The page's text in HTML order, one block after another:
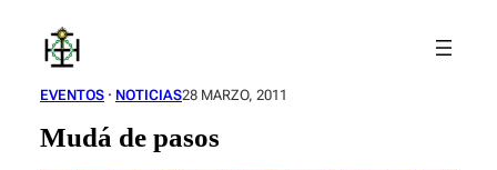
contenido
EVENTOS · NOTICIAS28 MARZO, 2011
Mudá de pasos